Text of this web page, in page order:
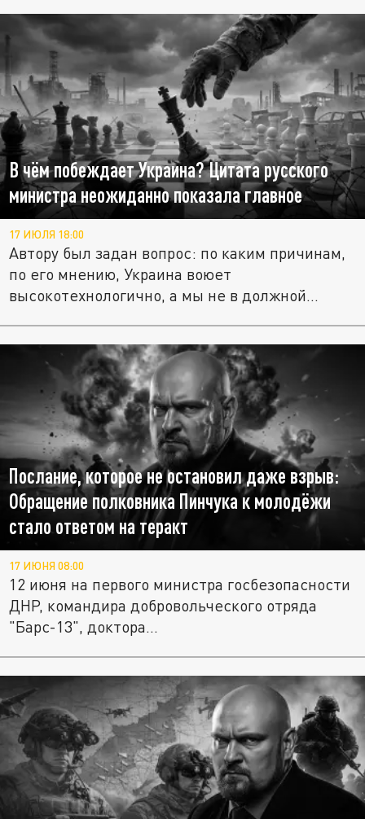
В чём побеждает Украина? Цитата русского
министра неожиданно показала главное
17 ИЮЛЯ 18:00
Автору был задан вопрос: по каким причинам,
по его мнению, Украина воюет
высокотехнологично, а мы не в должной...
Послание, которое не остановил даже взрыв:
Обращение полковника Пинчука к молодёжи
стало ответом на теракт
17 ИЮНЯ 08:00
12 июня на первого министра госбезопасности
ДНР, командира добровольческого отряда
"Барс-13", доктора...